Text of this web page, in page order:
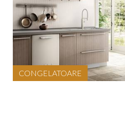
CONGELATOARE